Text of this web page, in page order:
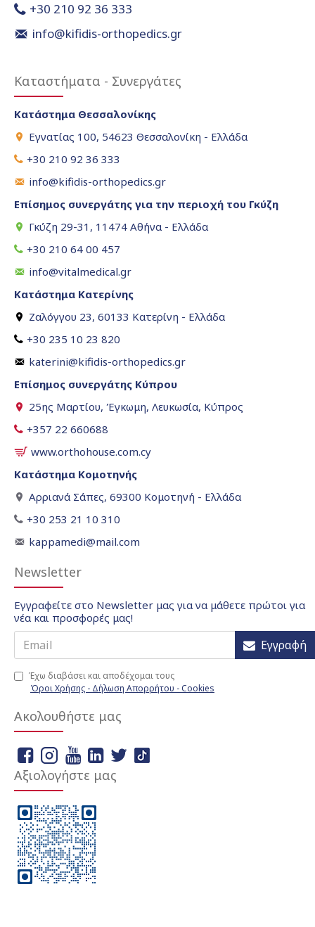
+30 210 92 36 333
info@kifidis-orthopedics.gr
Καταστήματα - Συνεργάτες
Κατάστημα Θεσσαλονίκης
Εγνατίας 100, 54623 Θεσσαλονίκη - Ελλάδα
+30 210 92 36 333
info@kifidis-orthopedics.gr
Επίσημος συνεργάτης για την περιοχή του Γκύζη
Γκύζη 29-31, 11474 Αθήνα - Ελλάδα
+30 210 64 00 457
info@vitalmedical.gr
Κατάστημα Κατερίνης
Ζαλόγγου 23, 60133 Κατερίνη - Ελλάδα
+30 235 10 23 820
katerini@kifidis-orthopedics.gr
Επίσημος συνεργάτης Κύπρου
25ης Μαρτίου, Έγκωμη, Λευκωσία, Κύπρος
+357 22 660688
www.orthohouse.com.cy
Κατάστημα Κομοτηνής
Αρριανά Σάπες, 69300 Κομοτηνή - Ελλάδα
+30 253 21 10 310
kappamedi@mail.com
Newsletter
Εγγραφείτε στο Newsletter μας για να μάθετε πρώτοι για
νέα και προσφορές μας!
Εγγραφή
Έχω διαβάσει και αποδέχομαι τους
Όροι Χρήσης - Δήλωση Απορρήτου - Cookies
Ακολουθήστε μας
Αξιολογήστε μας